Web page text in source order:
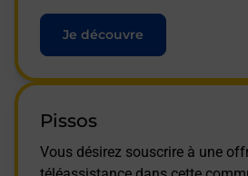
Je découvre
Pissos
Vous désirez souscrire à une